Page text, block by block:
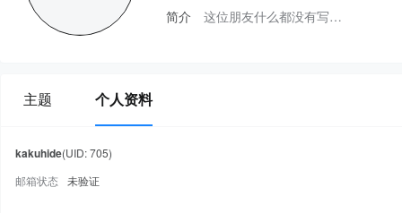
简介
这位朋友什么都没有写…
主题 个人资料
kakuhide(UID: 705)
邮箱状态
未验证